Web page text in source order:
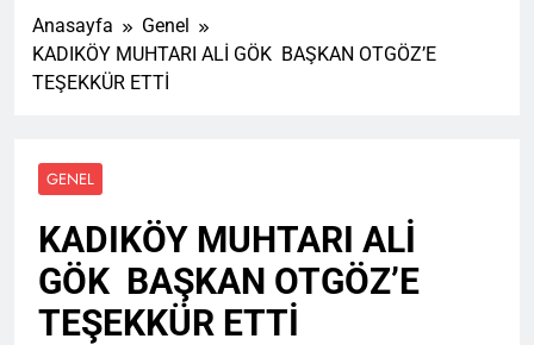
Anasayfa
Genel
KADIKÖY MUHTARI ALİ GÖK BAŞKAN OTGÖZ’E
TEŞEKKÜR ETTİ
GENEL
KADIKÖY MUHTARI ALİ
GÖK BAŞKAN OTGÖZ’E
TEŞEKKÜR ETTİ